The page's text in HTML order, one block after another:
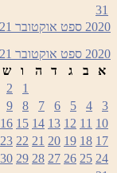
31
2020 ספט אוקטובר 2021
2020 ספט אוקטובר 2021
א
ב ג ד ה ו
ש
1
2
3
4
5
6
7
8
9
10
11
12
13
14
15
16
17
18
19
20
21
22
23
24
25
26
27
28
29
30